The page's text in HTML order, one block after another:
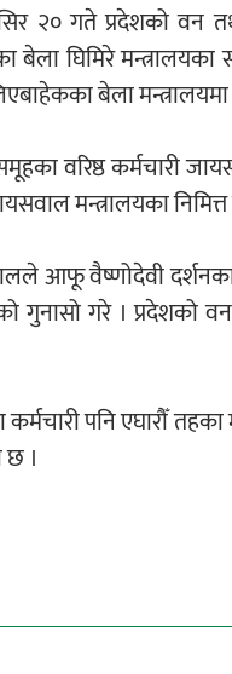
२० गते प्रदेशको वन
बेला घिमिरे
बेला मन्त्रालयमा
वरिष्ठ कर्मचारी
मन्त्रालयका
आफू वैष्णोदेवी
गुनासो गरे । प्रदेशको
पनि एघारौँ
छ ।